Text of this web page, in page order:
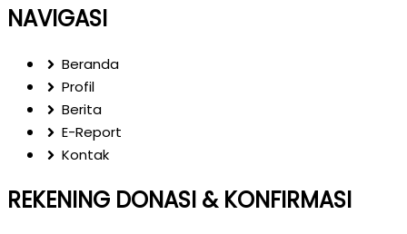
NAVIGASI
Beranda
Profil
Berita
E-Report
Kontak
REKENING DONASI & KONFIRMASI